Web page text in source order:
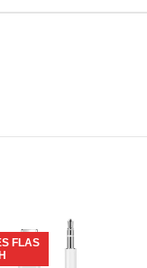
FLAS